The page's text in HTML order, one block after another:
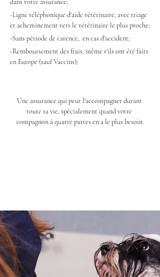
dans votre assurance;
-Ligne téléphonique d'aide vétérinaire, avec triage
et acheminement vers le vétérinaire le plus proche;
-Sans période de carence,  en cas d'accident;
-Remboursement des frais, même s'ils ont été faits
en Europe (sauf Vaccins);
Une assurance qui peut l'accompagner durant
toute sa vie, spécialement quand votre
compagnon à quatre pattes en a le plus besoin.